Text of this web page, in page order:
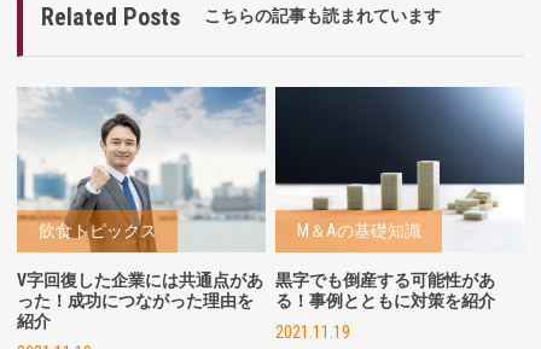
Related Posts こちらの記事も読まれています
飲食トピックス
V字回復した企業には共通点があ
った！成功につながった理由を
紹介
M＆Aの基礎知識
黒字でも倒産する可能性があ
る！事例とともに対策を紹介
2021.11.19